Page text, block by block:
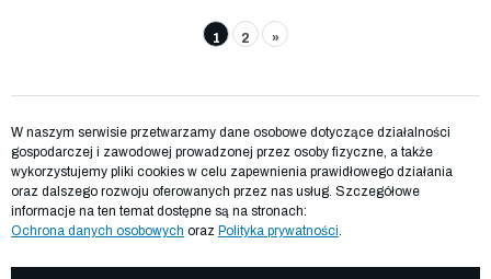
1 2 »
W naszym serwisie przetwarzamy dane osobowe dotyczące działalności
gospodarczej i zawodowej prowadzonej przez osoby fizyczne, a także
wykorzystujemy pliki cookies w celu zapewnienia prawidłowego działania
oraz dalszego rozwoju oferowanych przez nas usług. Szczegółowe
informacje na ten temat dostępne są na stronach:
Ochrona danych osobowych oraz Polityka prywatności